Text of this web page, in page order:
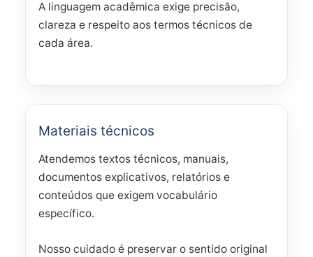
A linguagem acadêmica exige precisão,
clareza e respeito aos termos técnicos de
cada área.
Materiais técnicos
Atendemos textos técnicos, manuais,
documentos explicativos, relatórios e
conteúdos que exigem vocabulário
específico.
Nosso cuidado é preservar o sentido original